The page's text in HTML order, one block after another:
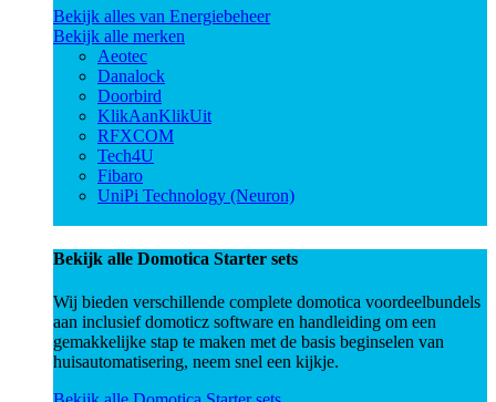
Bekijk alles van Energiebeheer
Bekijk alle merken
Aeotec
Danalock
Doorbird
KlikAanKlikUit
RFXCOM
Tech4U
Fibaro
UniPi Technology (Neuron)
Bekijk alle Domotica Starter sets
Wij bieden verschillende complete domotica voordeelbundels
aan inclusief domoticz software en handleiding om een
gemakkelijke stap te maken met de basis beginselen van
huisautomatisering, neem snel een kijkje.